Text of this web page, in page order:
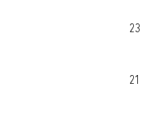
23
21